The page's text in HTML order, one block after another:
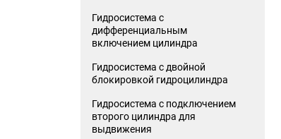
Гидросистема с
дифференциальным
включением цилиндра
Гидросистема с двойной
блокировкой гидроцилиндра
Гидросистема с подключением
второго цилиндра для
выдвижения